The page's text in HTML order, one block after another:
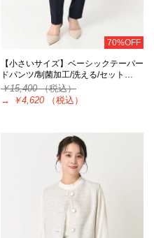
70%OFF
【小さいサイズ】ベーシックテーパー
ドパンツ/制菌加工/洗える/セット…
￥15,400（税込）
→
￥4,620 （税込）